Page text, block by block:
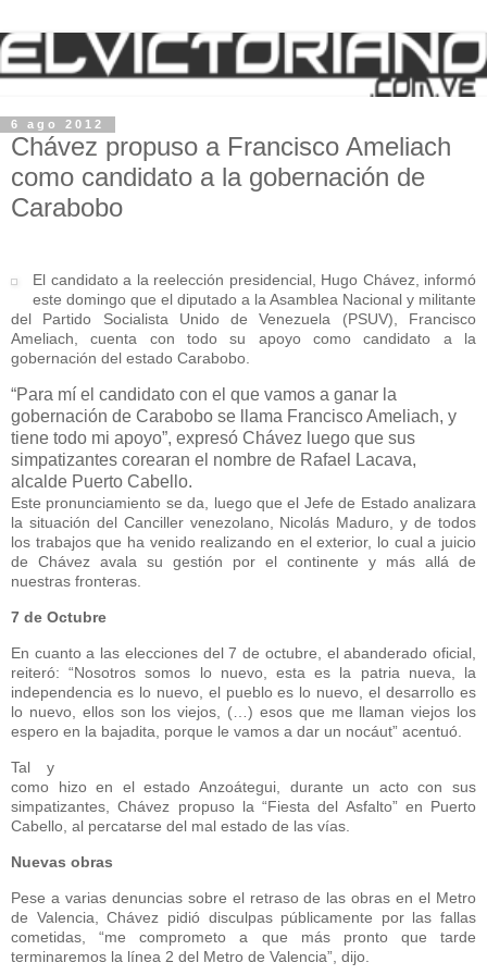
6 ago 2012
Chávez propuso a Francisco Ameliach
como candidato a la gobernación de
Carabobo
El candidato a la reelección presidencial, Hugo Chávez, informó
este domingo que el diputado a la Asamblea Nacional y militante
del Partido Socialista Unido de Venezuela (PSUV), Francisco
Ameliach, cuenta con todo su apoyo como candidato a la
gobernación del estado Carabobo.
“Para mí el candidato con el que vamos a ganar la
gobernación de Carabobo se llama Francisco Ameliach, y
tiene todo mi apoyo”, expresó Chávez luego que sus
simpatizantes corearan el nombre de Rafael Lacava,
alcalde Puerto Cabello.
Este pronunciamiento se da, luego que el Jefe de Estado analizara
la situación del Canciller venezolano, Nicolás Maduro, y de todos
los trabajos que ha venido realizando en el exterior, lo cual a juicio
de Chávez avala su gestión por el continente y más allá de
nuestras fronteras.
7 de Octubre
En cuanto a las elecciones del 7 de octubre, el abanderado oficial,
reiteró: “Nosotros somos lo nuevo, esta es la patria nueva, la
independencia es lo nuevo, el pueblo es lo nuevo, el desarrollo es
lo nuevo, ellos son los viejos, (…) esos que me llaman viejos los
espero en la bajadita, porque le vamos a dar un nocáut” acentuó.
Tal y
como hizo en el estado Anzoátegui, durante un acto con sus
simpatizantes, Chávez propuso la “Fiesta del Asfalto” en Puerto
Cabello, al percatarse del mal estado de las vías.
Nuevas obras
Pese a varias denuncias sobre el retraso de las obras en el Metro
de Valencia, Chávez pidió disculpas públicamente por las fallas
cometidas, “me comprometo a que más pronto que tarde
terminaremos la línea 2 del Metro de Valencia”, dijo.